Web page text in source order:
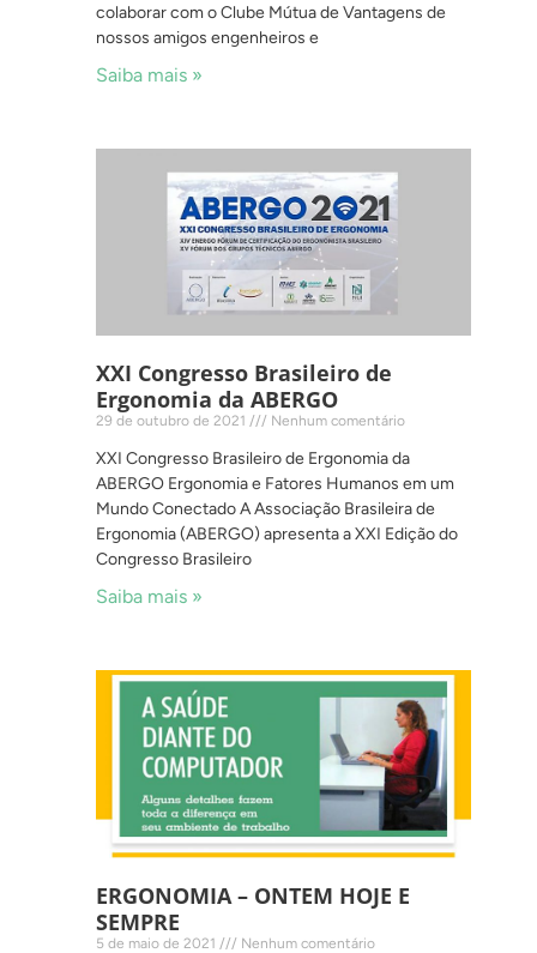
colaborar com o Clube Mútua de Vantagens de
nossos amigos engenheiros e
Saiba mais »
XXI Congresso Brasileiro de
Ergonomia da ABERGO
29 de outubro de 2021 Nenhum comentário
XXI Congresso Brasileiro de Ergonomia da
ABERGO Ergonomia e Fatores Humanos em um
Mundo Conectado A Associação Brasileira de
Ergonomia (ABERGO) apresenta a XXI Edição do
Congresso Brasileiro
Saiba mais »
ERGONOMIA – ONTEM HOJE E
SEMPRE
5 de maio de 2021 Nenhum comentário